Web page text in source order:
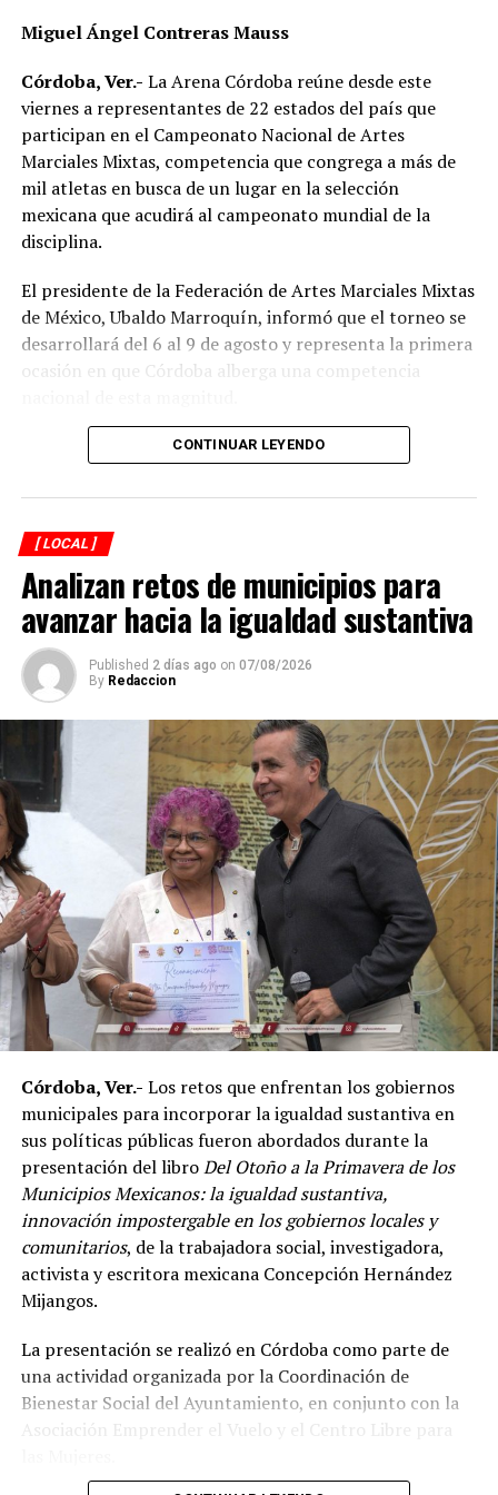
Miguel Ángel Contreras Mauss
Córdoba, Ver.- La Arena Córdoba reúne desde este
viernes a representantes de 22 estados del país que
participan en el Campeonato Nacional de Artes
Marciales Mixtas, competencia que congrega a más de
mil atletas en busca de un lugar en la selección
mexicana que acudirá al campeonato mundial de la
disciplina.
El presidente de la Federación de Artes Marciales Mixtas
de México, Ubaldo Marroquín, informó que el torneo se
desarrollará del 6 al 9 de agosto y representa la primera
ocasión en que Córdoba alberga una competencia
Explicó que de los participantes serán seleccionados
alrededor de 40 atletas que representarán a México en
el campeonato mundial programado para noviembre en
Georgia, por lo que el torneo en Córdoba también
funciona como una de las principales etapas para
conformar al equipo nacional.
Marroquín destacó el desempeño que ha tenido México
en competencias internacionales de artes marciales
mixtas y sostuvo que el país se ha consolidado como una
de las principales potencias del continente americano
en esta disciplina.
De acuerdo con el dirigente deportivo, México ha
conseguido cinco campeonatos panamericanos
consecutivos por equipos, superando a delegaciones
como Estados Unidos y Brasil, considerado uno de los
países con mayor tradición en las artes marciales
mixtas.
Ante los cuestionamientos sobre el nivel de agresividad
de este deporte, señaló que las competencias cuentan
con la edad y experiencia de los participantes.
Indicó que existen divisiones infantiles, juveniles y para
adultos, con reglas específicas para cada categoría, por
dentro de esquemas considerados formativos.
CONTINUAR LEYENDO
[ LOCAL ]
Analizan retos de municipios para
avanzar hacia la igualdad sustantiva
Published 2 días ago on 07/08/2026
By Redaccion
Córdoba, Ver.- Los retos que enfrentan los gobiernos
municipales para incorporar la igualdad sustantiva en
sus políticas públicas fueron abordados durante la
presentación del libroDel Otoño a la Primavera de los
Municipios Mexicanos: la igualdad sustantiva,
innovación impostergable en los gobiernos locales y
comunitarios, de la trabajadora social, investigadora,
activista y escritora mexicana Concepción Hernández
Mijangos.
La presentación se realizó en Córdoba como parte de
una actividad organizada por la Coordinación de
Bienestar Social del Ayuntamiento, en conjunto con la
Asociación Emprender el Vuelo y el Centro Libre para